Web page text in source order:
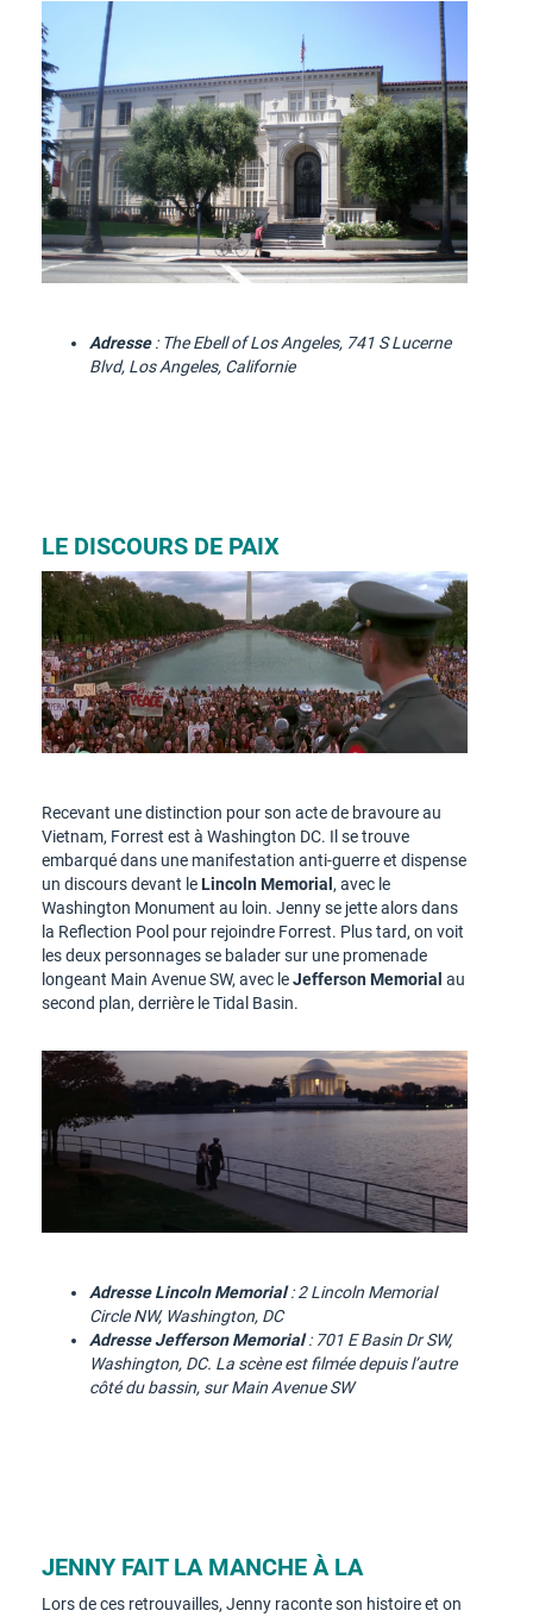
Adresse: The Ebell of Los Angeles, 741 S Lucerne
Blvd, Los Angeles, Californie
LE DISCOURS DE PAIX
Recevant une distinction pour son acte de bravoure au
Vietnam, Forrest est à Washington DC. Il se trouve
embarqué dans une manifestation anti-guerre et dispense
un discours devant leLincoln Memorial , avec le
Washington Monument au loin. Jenny se jette alors dans
la Reflection Pool pour rejoindre Forrest. Plus tard, on voit
les deux personnages se balader sur une promenade
longeant Main Avenue SW, avec leJefferson Memorial au
second plan, derrière le Tidal Basin.
Adresse Lincoln Memorial: 2 Lincoln Memorial
Circle NW, Washington, DC
Adresse Jefferson Memorial: 701 E Basin Dr SW,
Washington, DC. La scène est filmée depuis l’autre
côté du bassin, sur Main Avenue SW
JENNY FAIT LA MANCHE À LA
Lors de ces retrouvailles, Jenny raconte son histoire et on